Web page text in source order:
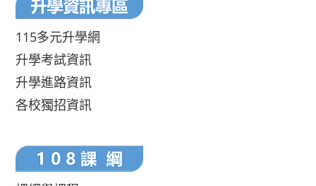
115多元升學網
升學考試資訊
升學進路資訊
各校獨招資訊